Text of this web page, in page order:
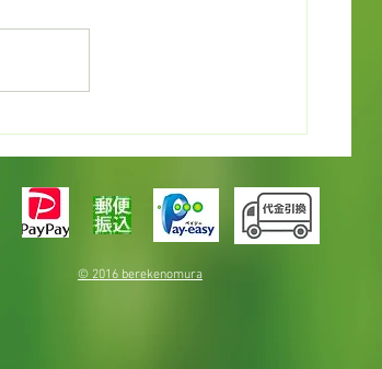
くり
© 2016 berekenomura